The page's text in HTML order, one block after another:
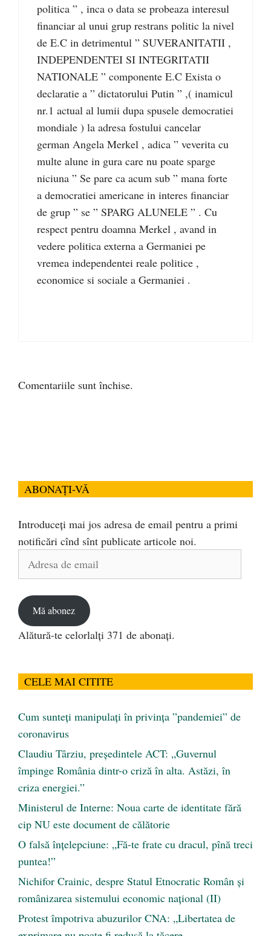
politica ” , inca o data se probeaza interesul
financiar al unui grup restrans politic la nivel
de E.C in detrimentul ” SUVERANITATII ,
INDEPENDENTEI SI INTEGRITATII
NATIONALE ” componente E.C Exista o
declaratie a ” dictatorului Putin ” ,( inamicul
nr.1 actual al lumii dupa spusele democratiei
mondiale ) la adresa fostului cancelar
german Angela Merkel , adica ” veverita cu
multe alune in gura care nu poate sparge
niciuna ” Se pare ca acum sub ” mana forte
a democratiei americane in interes financiar
de grup ” se ” SPARG ALUNELE ” . Cu
respect pentru doamna Merkel , avand in
vedere politica externa a Germaniei pe
vremea independentei reale politice ,
economice si sociale a Germaniei .
Comentariile sunt închise.
ABONAȚI-VĂ
Introduceți mai jos adresa de email pentru a primi
notificări cînd sînt publicate articole noi.
Mă abonez
Alătură-te celorlalți 371 de abonați.
CELE MAI CITITE
Cum sunteți manipulați în privința ”pandemiei” de
coronavirus
Claudiu Târziu, președintele ACT: „Guvernul
împinge România dintr-o criză în alta. Astăzi, în
criza energiei.”
Ministerul de Interne: Noua carte de identitate fără
cip NU este document de călătorie
O falsă înțelepciune: „Fă-te frate cu dracul, pînă treci
puntea!”
Nichifor Crainic, despre Statul Etnocratic Român şi
românizarea sistemului economic naţional (II)
Protest împotriva abuzurilor CNA: „Libertatea de